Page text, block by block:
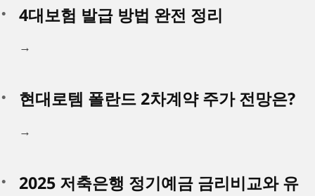
4대보험 발급 방법 완전 정리
→
현대로템 폴란드 2차계약 주가 전망은?
→
2025 저축은행 정기예금 금리비교와 유